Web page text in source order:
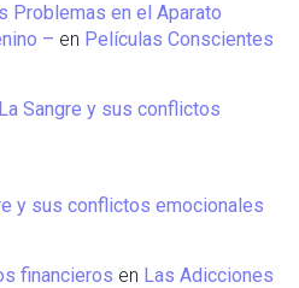
Problemas en el Aparato
– en Películas Conscientes
La Sangre y sus conflictos
y sus conflictos emocionales
financieros en Las Adicciones